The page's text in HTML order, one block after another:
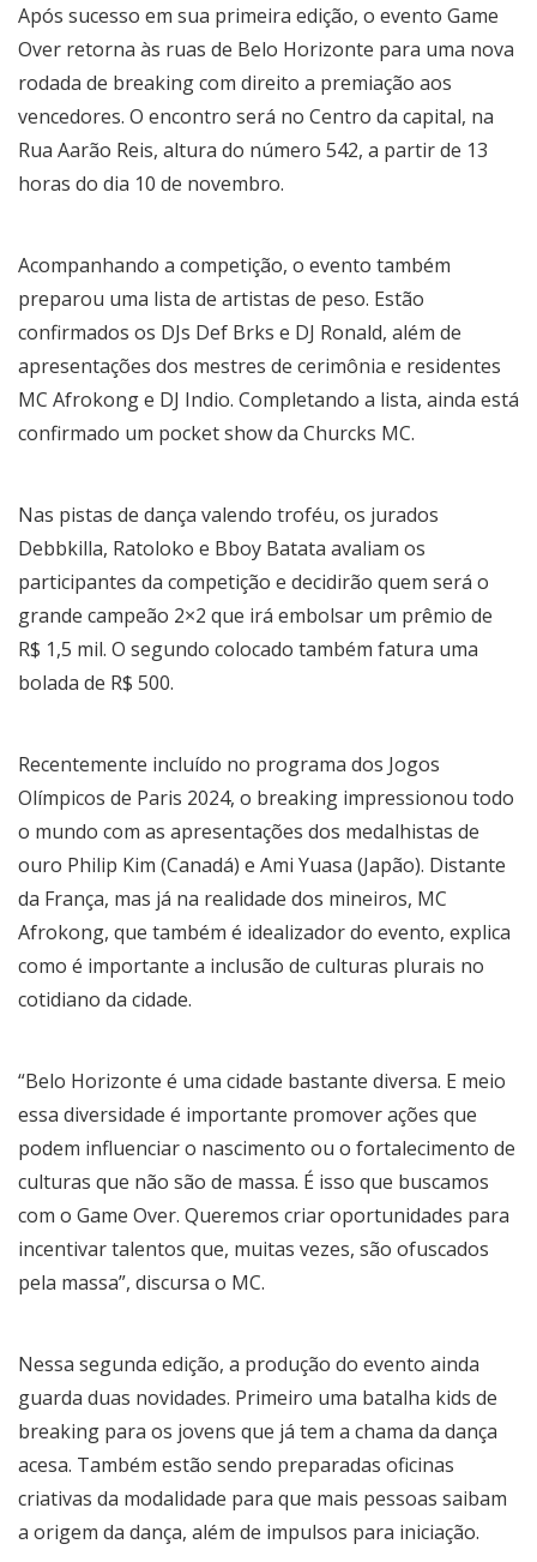
Após sucesso em sua primeira edição, o evento Game
Over retorna às ruas de Belo Horizonte para uma nova
rodada de breaking com direito a premiação aos
vencedores. O encontro será no Centro da capital, na
Rua Aarão Reis, altura do número 542, a partir de 13
horas do dia 10 de novembro.
Acompanhando a competição, o evento também
preparou uma lista de artistas de peso. Estão
confirmados os DJs Def Brks e DJ Ronald, além de
apresentações dos mestres de cerimônia e residentes
MC Afrokong e DJ Indio. Completando a lista, ainda está
confirmado um pocket show da Churcks MC.
Nas pistas de dança valendo troféu, os jurados
Debbkilla, Ratoloko e Bboy Batata avaliam os
participantes da competição e decidirão quem será o
grande campeão 2×2 que irá embolsar um prêmio de
R$ 1,5 mil. O segundo colocado também fatura uma
bolada de R$ 500.
Recentemente incluído no programa dos Jogos
Olímpicos de Paris 2024, o breaking impressionou todo
o mundo com as apresentações dos medalhistas de
ouro Philip Kim (Canadá) e Ami Yuasa (Japão). Distante
da França, mas já na realidade dos mineiros, MC
Afrokong, que também é idealizador do evento, explica
como é importante a inclusão de culturas plurais no
cotidiano da cidade.
“Belo Horizonte é uma cidade bastante diversa. E meio
essa diversidade é importante promover ações que
podem influenciar o nascimento ou o fortalecimento de
culturas que não são de massa. É isso que buscamos
com o Game Over. Queremos criar oportunidades para
incentivar talentos que, muitas vezes, são ofuscados
pela massa”, discursa o MC.
Nessa segunda edição, a produção do evento ainda
guarda duas novidades. Primeiro uma batalha kids de
breaking para os jovens que já tem a chama da dança
acesa. Também estão sendo preparadas oficinas
criativas da modalidade para que mais pessoas saibam
a origem da dança, além de impulsos para iniciação.